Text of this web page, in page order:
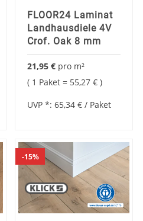
FLOOR24 Laminat
Landhausdiele 4V
Crof. Oak 8 mm
21,95 € pro m²
1 Paket = 55,27 €
UVP *: 65,34 € / Paket
15%